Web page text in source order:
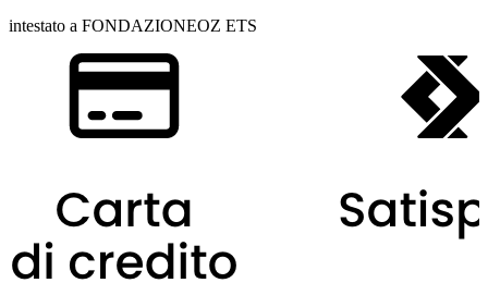
intestato a FONDAZIONEOZ ETS